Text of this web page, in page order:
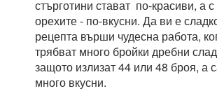
стърготини стават по-красиви, а с
орехите - по-вкусни. Да ви е
рецепта върши чудесна работа,
трябват много бройки дребни
защото излизат 44 или 48 броя, а
много вкусни.